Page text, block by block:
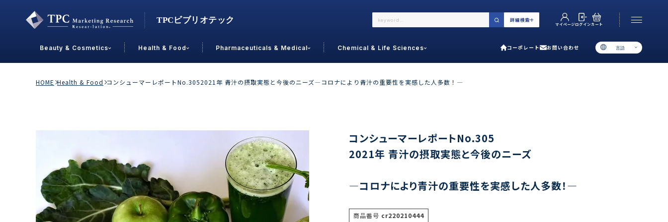
詳細検索
マイページログインカート
Beauty & Cosmetics Health & Food Pharmaceuticals & Medical Chemical & Life Sciences コーポレート お問い合わせ 言語
業界で選ぶ カテゴリで選ぶ
リセット
Contact Us
Beauty & Cosmetics
スキンケア
メイクアップ
ヘアケア
敏感肌・アトピー
OEM
男性
美容食品
その他
Health & Food
菓子
ＰＢＦ
冷食
通販
サプリ
美容
シニア
女性・フェムケア
オーラル
トップ
よくあるご質問
HOME Health & Food コンシューマーレポートNo.3052021年 青汁の摂取実態と今後のニーズ―コロナにより青汁の重要性を実感した人多数！―
コンシューマーレポートNo.305
2021年 青汁の摂取実態と今後のニーズ
―コロナにより青汁の重要性を実感した人多数！―
商品番号 cr220210444